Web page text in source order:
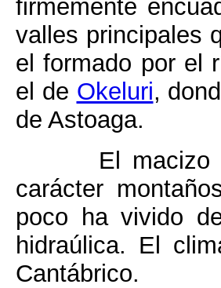
firmemente
valles principales
el formado por el
el de Okeluri,
de Astoaga.
El
carácter
poco ha vivido
hidraúlica. El
Cantábrico.